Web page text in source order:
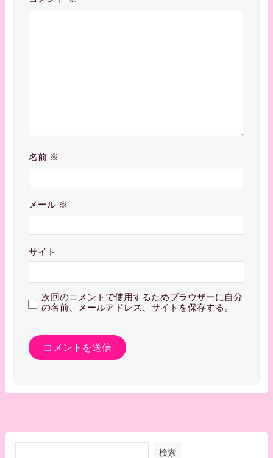
名前 ※
メール ※
サイト
次回のコメントで使用するためブラウザーに自分
の名前、メールアドレス、サイトを保存する。
検索